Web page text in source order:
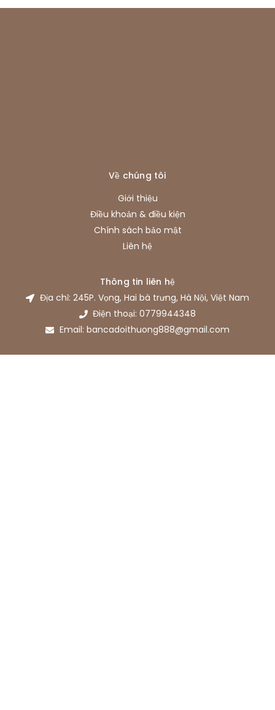
Về chúng tôi
Giới thiệu
Điều khoản & điều kiện
Chính sách bảo mật
Liên hệ
Thông tin liên hệ
Địa chỉ: 245P. Vọng, Hai bà trưng, Hà Nội, Việt Nam
Điện thoại: 0779944348
Email: bancadoithuong888@gmail.com